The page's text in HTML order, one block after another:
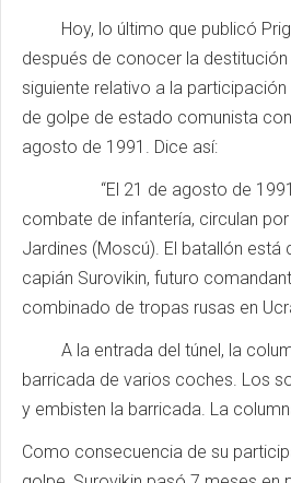
Hoy, lo último que publicó
después de conocer la destitución
siguiente relativo a la
de golpe de estado comunista
agosto de 1991. Dice así:
“El 21 de agosto de 1991,
combate de infantería, circulan
Jardines (Moscú). El batallón está
capián Surovikin, futuro
combinado de tropas rusas en
A la entrada del túnel, la
barricada de varios coches. Los
y embisten la barricada. La
Como consecuencia de su